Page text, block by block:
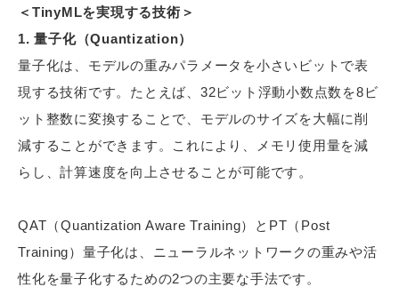
＜TinyMLを実現する技術＞
1. 量子化（Quantization）
量子化は、モデルの重みパラメータを小さいビットで表
現する技術です。たとえば、32ビット浮動小数点数を8ビ
ット整数に変換することで、モデルのサイズを大幅に削
減することができます。これにより、メモリ使用量を減
らし、計算速度を向上させることが可能です。
QAT（Quantization Aware Training）とPT（Post
Training）量子化は、ニューラルネットワークの重みや活
性化を量子化するための2つの主要な手法です。